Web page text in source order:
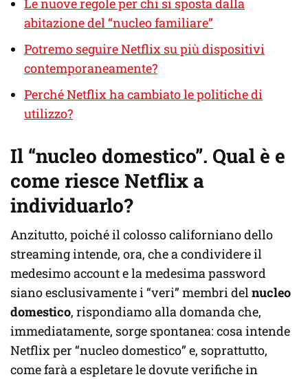
abitazione del “nucleo familiare”
Potremo seguire Netflix su più dispositivi
contemporaneamente?
Perché Netflix ha cambiato le politiche di
utilizzo?
Il “nucleo domestico”. Qual è e
come riesce Netflix a
individuarlo?
Anzitutto, poiché il colosso californiano dello
streaming intende, ora, che a condividere il
medesimo account e la medesima password
siano esclusivamente i “veri” membri del nucleo
domestico, rispondiamo alla domanda che,
immediatamente, sorge spontanea: cosa intende
Netflix per “nucleo domestico” e, soprattutto,
come farà a espletare le dovute verifiche in